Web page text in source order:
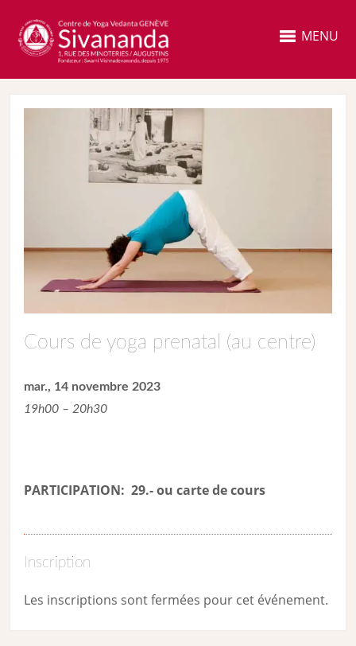
MENU
Cours de yoga prenatal (au centre)
mar., 14 novembre 2023
19h00 – 20h30
PARTICIPATION: 29.- ou carte de cours
Inscription
Les inscriptions sont fermées pour cet événement.